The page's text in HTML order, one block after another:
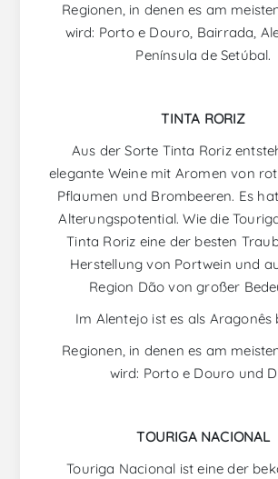
Regionen, in denen es am
wird: Porto e Douro, Bairrada,
Península de Setúbal.
TINTA RORIZ
Aus der Sorte Tinta Roriz
elegante Weine mit Aromen von
Pflaumen und Brombeeren. Es
Alterungspotential. Wie die
Tinta Roriz eine der besten
Herstellung von Portwein und
Region Dão von großer
Im Alentejo ist es als Aragonês
Regionen, in denen es am
wird: Porto e Douro und
TOURIGA NACIONAL
Touriga Nacional ist eine der